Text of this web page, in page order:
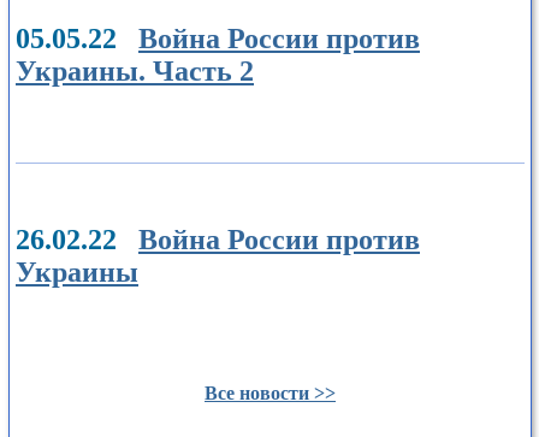
05.05.22 Война России против
Украины. Часть 2
26.02.22 Война России против
Украины
Все новости >>